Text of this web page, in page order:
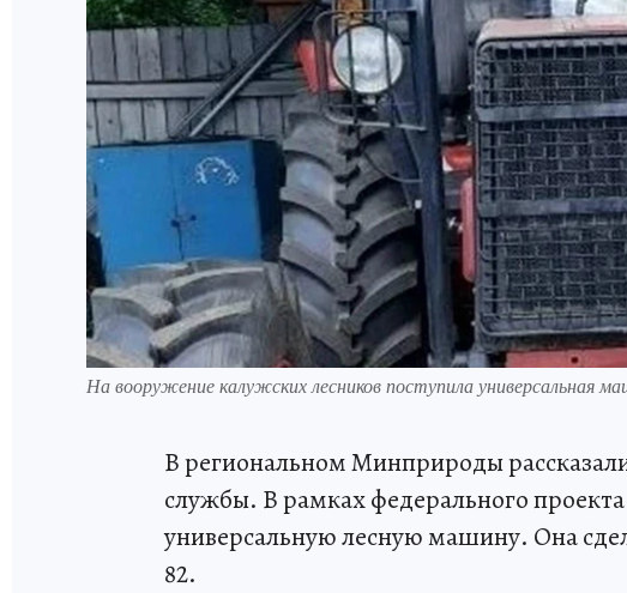
На вооружение калужских лесников поступила универсальная
В региональном Минприроды
службы. В рамках федерального
универсальную лесную машину. Она
82.